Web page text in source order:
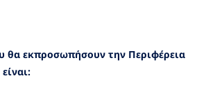
θα εκπροσωπήσουν την Περιφέρεια